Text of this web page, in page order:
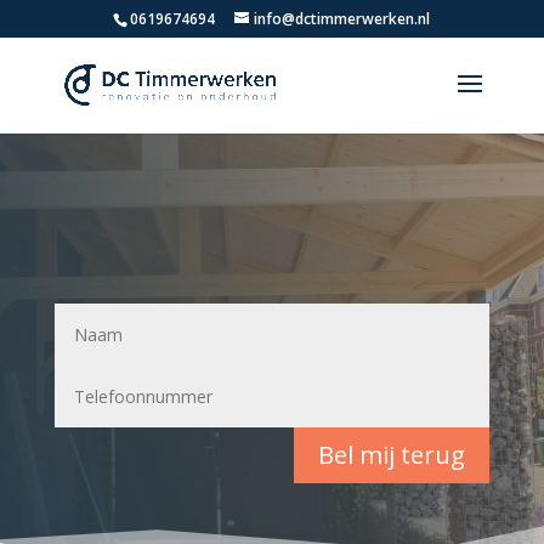
0619674694 info@dctimmerwerken.nl
Bel mij terug